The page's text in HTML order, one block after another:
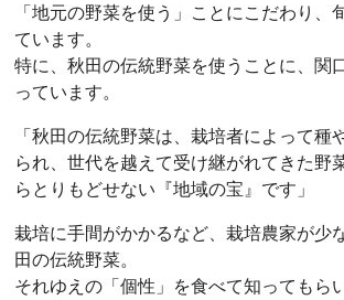
「地元の野菜を使う」ことにこだわり、
ています。
特に、秋田の伝統野菜を使うことに、関
っています。
「秋田の伝統野菜は、栽培者によって種
られ、世代を越えて受け継がれてきた野
らとりもどせない『地域の宝』です」
栽培に手間がかかるなど、栽培農家が少
田の伝統野菜。
それゆえの「個性」を食べて知ってもら